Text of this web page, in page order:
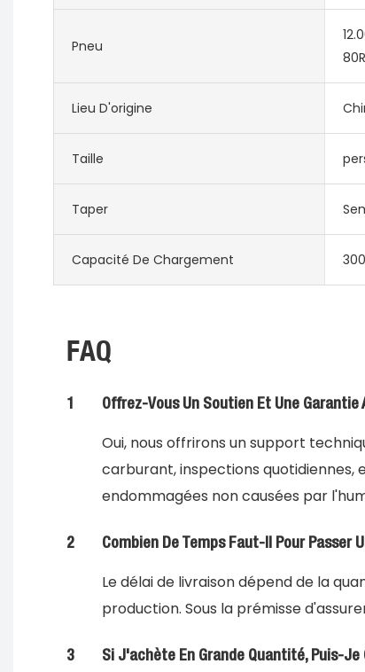
Pneu
Lieu D'origine
Taille
Taper
Capacité De Chargement
FAQ
1 Offrez-Vous Un Soutien Et Une Garantie
Oui, nous offrirons un support
carburant, inspections quotidiennes,
endommagées non causées par
2 Combien De Temps Faut-Il Pour Passer
Le délai de livraison dépend de la
production. Sous la prémisse
3 Si J'achète En Grande Quantité, Puis-Je